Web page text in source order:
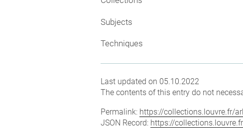
Subjects
Techniques
Last updated on 05.10.2022
The contents of this entry do not
Permalink: https://collections.louvre.fr/
JSON Record: https://